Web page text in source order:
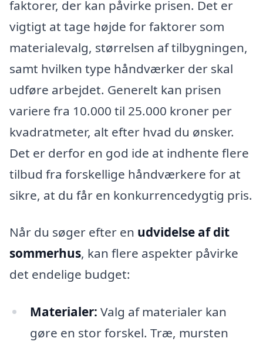
faktorer, der kan påvirke prisen. Det er
vigtigt at tage højde for faktorer som
materialevalg, størrelsen af tilbygningen,
samt hvilken type håndværker der skal
udføre arbejdet. Generelt kan prisen
variere fra 10.000 til 25.000 kroner per
kvadratmeter, alt efter hvad du ønsker.
Det er derfor en god ide at indhente flere
tilbud fra forskellige håndværkere for at
sikre, at du får en konkurrencedygtig pris.
Når du søger efter en udvidelse af dit
sommerhus, kan flere aspekter påvirke
det endelige budget:
Materialer: Valg af materialer kan
gøre en stor forskel. Træ, mursten